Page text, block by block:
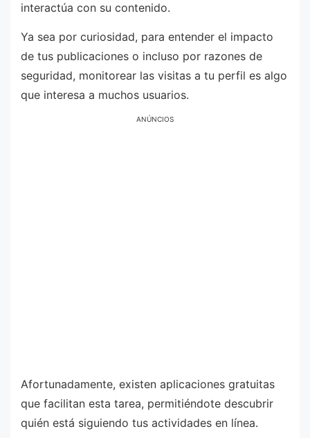
interactúa con su contenido.
Ya sea por curiosidad, para entender el impacto
de tus publicaciones o incluso por razones de
seguridad, monitorear las visitas a tu perfil es algo
que interesa a muchos usuarios.
ANÚNCIOS
Afortunadamente, existen aplicaciones gratuitas
que facilitan esta tarea, permitiéndote descubrir
quién está siguiendo tus actividades en línea.